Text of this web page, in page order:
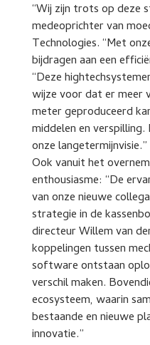
“Wij zijn trots op deze
medeoprichter van
Technologies. “Met
bijdragen aan een
“Deze
wijze voor dat er meer
meter geproduceerd
middelen en
onze langetermijnvisie.”
Ook vanuit het
enthousiasme: “De
van onze nieuwe
strategie in de
directeur Willem van
koppelingen tussen
software ontstaan
verschil maken.
ecosysteem, waarin
bestaande en nieuwe
innovatie.”